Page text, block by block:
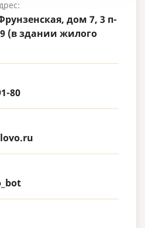
дом 7, 3 п-
(в здании жилого
80